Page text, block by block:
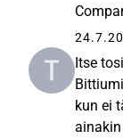
Itse
kun ei